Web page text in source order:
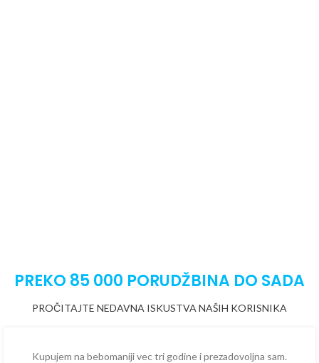
PREKO 85 000 PORUDŽBINA DO SADA
PROČITAJTE NEDAVNA ISKUSTVA NAŠIH KORISNIKA
Kupujem na bebomaniji vec tri godine i prezadovoljna sam.